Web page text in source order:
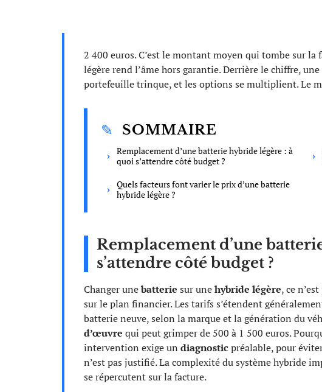
2 400 euros. C’est le montant moyen qui tombe sur
légère rend l’âme hors garantie. Derrière le chiffre,
portefeuille trinque, et les options se multiplient. Le
SOMMAIRE
Remplacement d’une batterie hybride légère : à
quoi s’attendre côté budget ?
Quels facteurs font varier le prix d’une batterie
hybride légère ?
Remplacement d’une
s’attendre côté budget ?
Changer unebatterie sur unehybride légère, ce
sur le plan financier. Les tarifs s’étendent
batterie neuve, selon la marque et la génération du
d’œuvre qui peut grimper de 500 à 1 500 euros.
intervention exige un diagnosticpréalable, pour
n’est pas justifié. La complexité du système hybride
se répercutent sur la facture.